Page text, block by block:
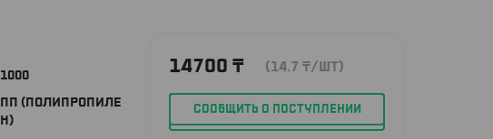
14700 ₸ (14.7 ₸/ШТ)
СООБЩИТЬ О ПОСТУПЛЕНИИ
1000
ПП (ПОЛИПРОПИЛЕ
Н)